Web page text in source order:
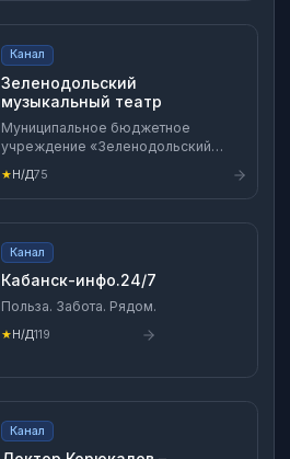
Канал
Зеленодольский
музыкальный театр
Муниципальное бюджетное
учреждение «Зеленодольский
музыкальный театр» «РОДИНА»
Собрали интересное по хештегам:
#зеленодольскиймузыкальныйтеатр
#зелмуз #артистызмт
КОПИРОВАНИЕ ФОТО И ВИДЕО
МАТЕРИАЛОВ ЗАПРЕЩЕНО ©️
★Н/Д75
Канал
Кабанск-инфо.24/7
Польза. Забота. Рядом.
★Н/Д119
Канал